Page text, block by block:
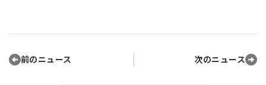
前のニュース 次のニュース